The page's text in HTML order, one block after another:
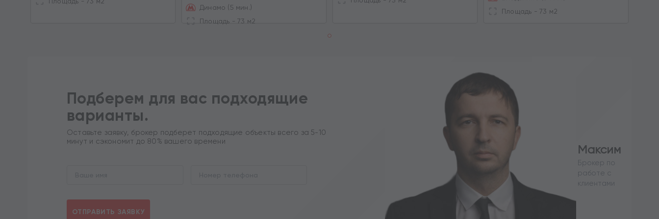
Динамо (5 мин.)
Площадь - 73 м2
Площадь - 73 м2
Подберем для вас подходящие
варианты.
Оставьте заявку, брокер подберет подходящие объекты всего за 5-10
минут и сэкономит до 80% вашего времени
ОТПРАВИТЬ ЗАЯВКУ
Максим
Брокер по
работе с
клиентами